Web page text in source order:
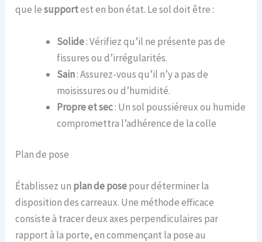
que lesupportest en bon état. Le sol doit être :
Solide: Vérifiez qu’il ne présente pas de
fissures ou d’irrégularités.
Sain: Assurez-vous qu’il n’y a pas de
moisissures ou d’humidité.
Propre et sec: Un sol poussiéreux ou humide
compromettra l’adhérence de la colle
Plan de pose
Établissez un plan de posepour déterminer la
disposition des carreaux. Une méthode efficace
consiste à tracer deux axes perpendiculaires par
rapport à la porte, en commençant la pose au